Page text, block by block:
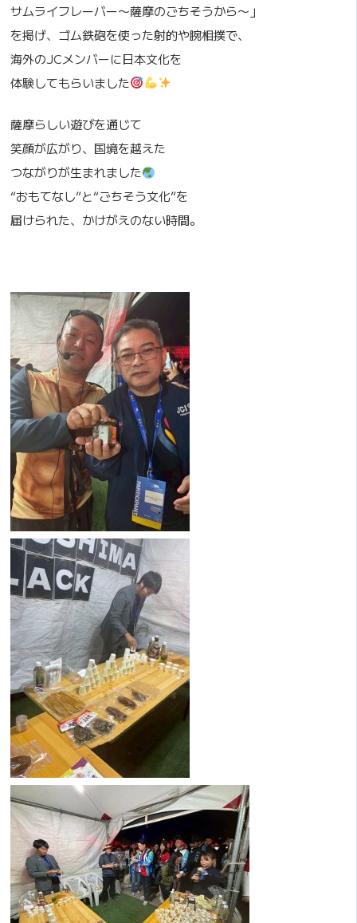
サムライフレーバー〜薩摩のごちそうから〜」
を掲げ、ゴム鉄砲を使った射的や腕相撲で、
海外のJCメンバーに日本文化を
体験してもらいました
薩摩らしい遊びを通じて
笑顔が広がり、国境を越えた
つながりが生まれました
“おもてなし”と“ごちそう文化”を
届けられた、かけがえのない時間。